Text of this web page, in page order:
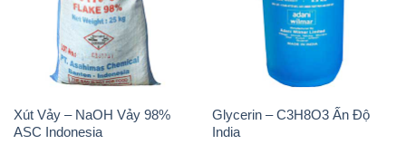
Xút Vảy – NaOH Vảy 98%
ASC Indonesia
Glycerin – C3H8O3 Ấn Độ
India